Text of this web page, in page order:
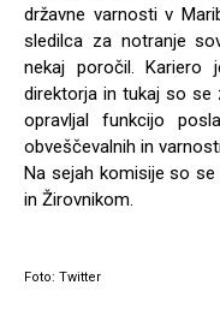
državne varnosti v
sledilca za notranje
nekaj poročil. Kariero
direktorja in tukaj so se
opravljal funkcijo
obveščevalnih in
Na sejah komisije so
in Žirovnikom.
Foto: Twitter